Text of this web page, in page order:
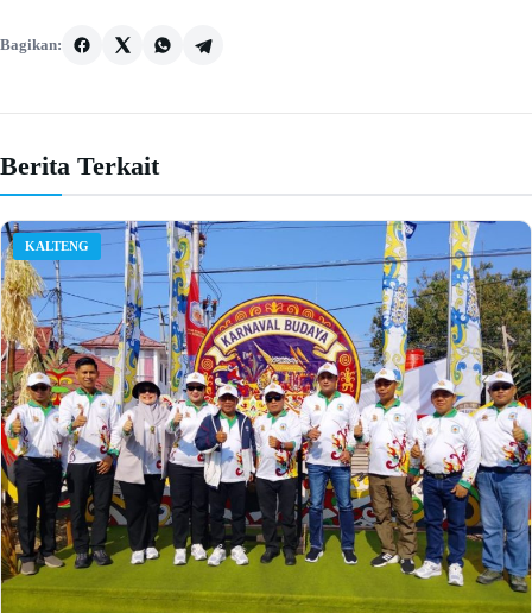
Bagikan:
Berita Terkait
KALTENG